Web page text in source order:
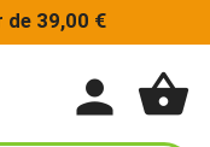
39,00 €
person shopping_basket